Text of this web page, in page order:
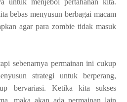
bebas menyusun berbagai macam
agar para zombie tidak masuk
sebenarnya permainan ini cukup
strategi untuk berperang,
bervariasi. Ketika kita sukses
maka akan ada permainan lain